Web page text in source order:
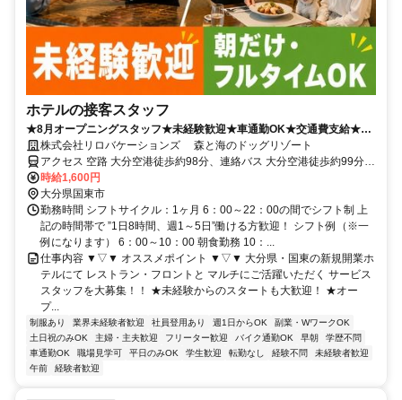
ホテルの接客スタッフ
★8月オープニングスタッフ★未経験歓迎★車通勤OK★交通費支給★週
1からOK!!
株式会社リロバケーションズ 森と海のドッグリゾート
アクセス 空路 大分空港徒歩約98分、連絡バス 大分空港徒歩約99分
大分空港からバスで「黒津崎」下車 徒歩3分
時給1,600円
大分県国東市
勤務時間 シフトサイクル：1ヶ月 6：00～22：00の間でシフト制 上
記の時間帯で ”1日8時間、週1～5日”働ける方歓迎！ シフト例（※一
例になります） 6：00～10：00 朝食勤務 10：...
仕事内容 ▼▽▼ オススメポイント ▼▽▼ 大分県・国東の新規開業ホ
テルにて レストラン・フロントと マルチにご活躍いただく サービス
スタッフを大募集！！ ★未経験からのスタートも大歓迎！ ★オー
プ...
制服あり 業界未経験者歓迎 社員登用あり 週1日からOK
副業・WワークOK
土日祝のみOK
主婦・主夫歓迎 フリーター歓迎 バイク通勤OK 早朝
学歴不問
車通勤OK
職場見学可 平日のみOK 学生歓迎 転勤なし 経験不問
未経験者歓迎
午前
経験者歓迎